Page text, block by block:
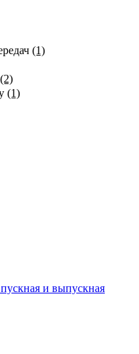
(1)
(2)
(1)
и выпускная